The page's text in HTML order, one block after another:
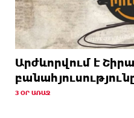
Արժևորվում է
3 ՕՐ ԱՌԱՋ